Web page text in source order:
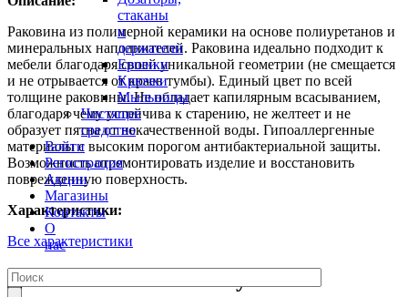
стаканы
и
держатели
Ершики
Крючки
Мыльницы
Чистящее
средство
Войти
Регистрация
Акции
Магазины
Контакты
О
нас
Раковина из полимерной керамики на основе полиуретанов и
минеральных наполнителей. Раковина идеально подходит к
мебели благодаря своей уникальной геометрии (не смещается
и не отрывается от краев тумбы). Единый цвет по всей
толщине раковины. Не обладает капилярным всасыванием,
благодаря чему устойчива к старению, не желтеет и не
образует пятна от некачественной воды. Гипоаллергенные
материалы с высоким порогом антибактериальной защиты.
Возможность отремонтировать изделие и восстановить
поврежденную поверхность.
Характеристики:
Все характеристики
Дополните комплект нужными